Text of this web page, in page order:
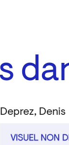
Deprez, Denis